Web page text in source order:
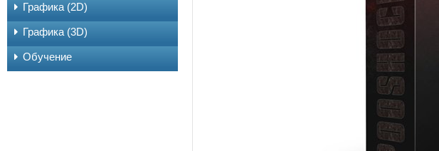
Графика (2D)
Графика (3D)
Обучение